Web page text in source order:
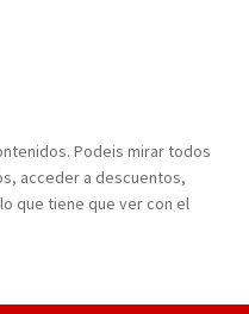
Podeis mirar todos
acceder a descuentos,
que tiene que ver con el